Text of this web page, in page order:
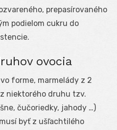
prepasírovaného
podielom cukru do
ovocia
forme, marmelády z 2
niektorého druhu tzv.
čučoriedky, jahody …)
byť z ušľachtilého